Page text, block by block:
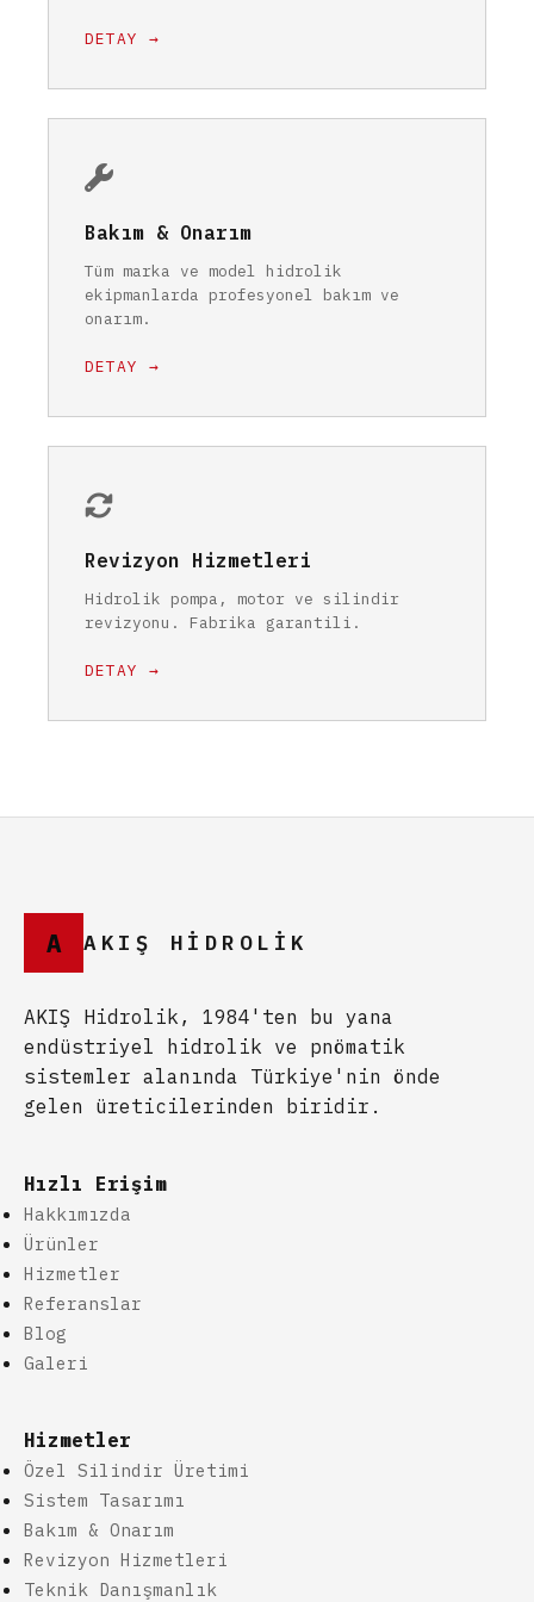
DETAY →
Bakım & Onarım
Tüm marka ve model hidrolik
ekipmanlarda profesyonel bakım ve
onarım.
DETAY →
Revizyon Hizmetleri
Hidrolik pompa, motor ve silindir
revizyonu. Fabrika garantili.
DETAY →
A AKIŞ HİDROLİK
AKIŞ Hidrolik, 1984'ten bu yana
endüstriyel hidrolik ve pnömatik
sistemler alanında Türkiye'nin önde
gelen üreticilerinden biridir.
Hızlı Erişim
Hakkımızda
Ürünler
Hizmetler
Referanslar
Blog
Galeri
Hizmetler
Özel Silindir Üretimi
Sistem Tasarımı
Bakım & Onarım
Revizyon Hizmetleri
Teknik Danışmanlık